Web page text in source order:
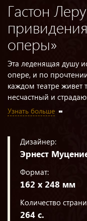
Гастон
оперы»
Эта леденящая душу
опере, и по
каждом театре живет
несчастный и
Узнать больше
Дизайнер:
Эрнест
Формат:
162 х 248 мм
Количество
264 с.